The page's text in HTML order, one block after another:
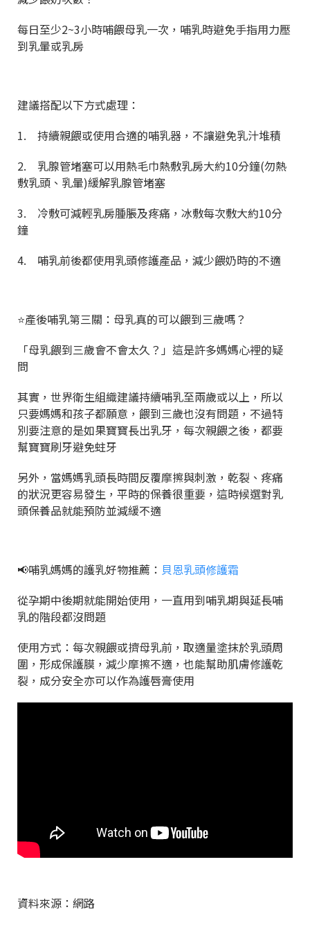
每日至少2~3小時哺餵母乳一次，哺乳時避免手指用力壓
到乳暈或乳房
建議搭配以下方式處理：
1. 持續親餵或使用合適的哺乳器，不讓避免乳汁堆積
2. 乳腺管堵塞可以用熱毛巾熱敷乳房大約10分鐘(勿熱
敷乳頭、乳暈)緩解乳腺管堵塞
3. 冷敷可減輕乳房腫脹及疼痛，冰敷每次敷大約10分
鐘
4. 哺乳前後都使用乳頭修護產品，減少餵奶時的不適
⭐產後哺乳第三關：母乳真的可以餵到三歲嗎？
「母乳餵到三歲會不會太久？」這是許多媽媽心裡的疑
問
其實，世界衛生組織建議持續哺乳至兩歲或以上，所以
只要媽媽和孩子都願意，餵到三歲也沒有問題，不過特
別要注意的是如果寶寶長出乳牙，每次親餵之後，都要
幫寶寶刷牙避免蛀牙
另外，當媽媽乳頭長時間反覆摩擦與刺激，乾裂、疼痛
的狀況更容易發生，平時的保養很重要，這時候選對乳
頭保養品就能預防並減緩不適
📢哺乳媽媽的護乳好物推薦： 貝恩乳頭修護霜
從孕期中後期就能開始使用，一直用到哺乳期與延長哺
乳的階段都沒問題
使用方式：每次親餵或擠母乳前，取適量塗抹於乳頭周
圍，形成保護膜，減少摩擦不適，也能幫助肌膚修護乾
裂，成分安全亦可以作為護唇膏使用
資料來源：網路